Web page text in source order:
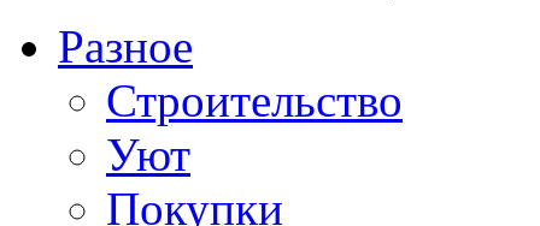
Разное
Строительство
Уют
Покупки